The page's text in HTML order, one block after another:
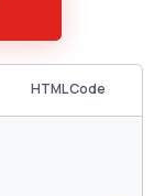
HTML Code